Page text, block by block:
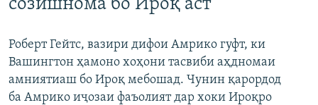
Ҷаҳиш
ба
ОСИЁИ МАРКАЗӢ
ФАРҲАНГ
МЕҲМОНИ ОЗОДӢ
ҶАНГ ДАР УКРАИНА
НАЗАРИ МАРДУМ
БЛОГИСТОН
ЧАНДРАСОНАӢ
созишнома бо Ироқ аст
Роберт Гейтс, вазири дифои Амрико гуфт, ки
Вашингтон ҳамоно хоҳони тасвиби аҳдномаи
амниятиаш бо Ироқ мебошад. Чунин қарордод
ба Амрико иҷозаи фаъолият дар хоки Ироқро